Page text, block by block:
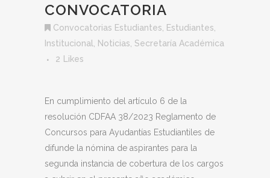
CONVOCATORIA
Convocatorias Estudiantes Estudiantes
Institucional
Noticias Secretaría Académica
2
Likes
En cumplimiento del artículo 6 de la
resolución CDFAA 38/2023 Reglamento de
Concursos para Ayudantías Estudiantiles de
difunde la nómina de aspirantes para la
segunda instancia de cobertura de los cargos